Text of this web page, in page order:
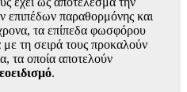
επιπέδων παραθορμόνης και
τα επίπεδα φωσφόρου
με τη σειρά τους προκαλούν
τα οποία αποτελούν
.